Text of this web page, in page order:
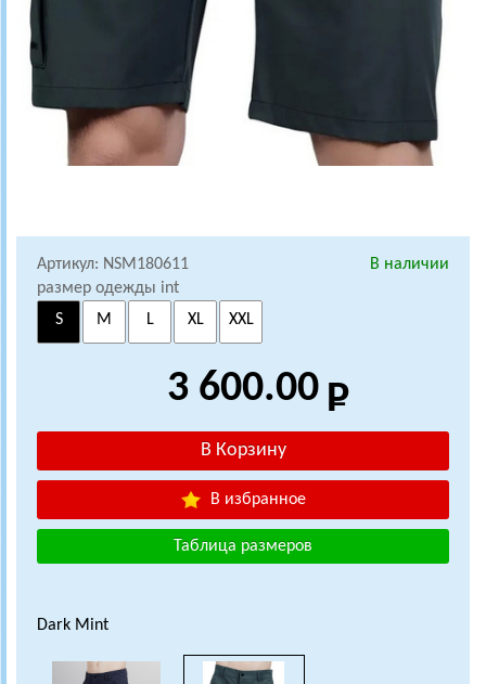
Артикул: NSM180611
В наличии
размер одежды int
S
M L XL XXL
3 600.00
В избранное
Таблица размеров
Dark Mint